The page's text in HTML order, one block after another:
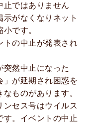
止ではありません
がなくなりネット
です。
トの中止が発表され
突然中止になった
」が延期され困惑を
ものがあります。
ンセス号はウイルス
す。イベントの中止